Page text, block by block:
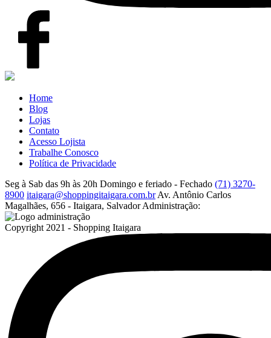
Home
Blog
Lojas
Contato
Acesso Lojista
Trabalhe Conosco
Política de Privacidade
Seg à Sab das 9h às 20h Domingo e feriado - Fechado (71) 3270-
8900 itaigara@shoppingitaigara.com.br Av. Antônio Carlos
Magalhães, 656 - Itaigara, Salvador Administração:
Copyright 2021 - Shopping Itaigara